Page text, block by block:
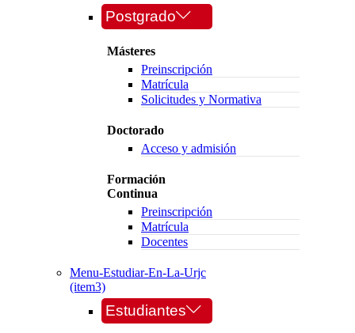
Postgrado
Másteres
Preinscripción
Matrícula
Solicitudes y Normativa
Doctorado
Acceso y admisión
Formación
Continua
Preinscripción
Matrícula
Docentes
Menu-Estudiar-En-La-Urjc
(item3)
Estudiantes